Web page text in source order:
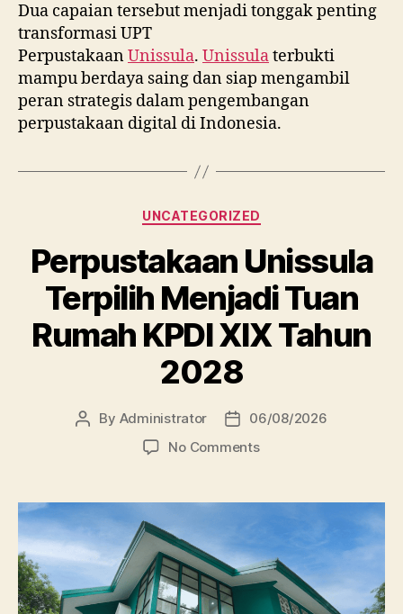
Dua capaian tersebut menjadi tonggak penting
transformasi UPT
PerpustakaanUnissula. Unissulaterbukti
mampu berdaya saing dan siap mengambil
peran strategis dalam pengembangan
perpustakaan digital di Indonesia.
Categories
UNCATEGORIZED
Perpustakaan Unissula
Terpilih Menjadi Tuan
Rumah KPDI XIX Tahun
2028
Post
By Administrator
Post
date
06/08/2026
No Commentson
Terpilih
Rumah
KPDI
XIX